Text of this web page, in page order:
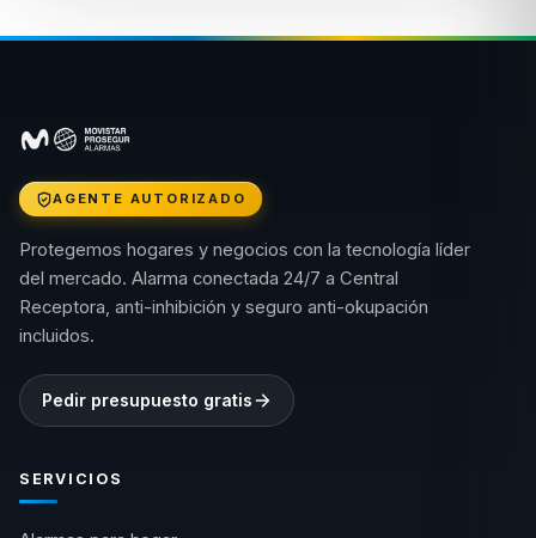
AGENTE AUTORIZADO
Protegemos hogares y negocios con la tecnología líder
del mercado. Alarma conectada 24/7 a Central
Receptora, anti-inhibición y seguro anti-okupación
incluidos.
Pedir presupuesto gratis
SERVICIOS